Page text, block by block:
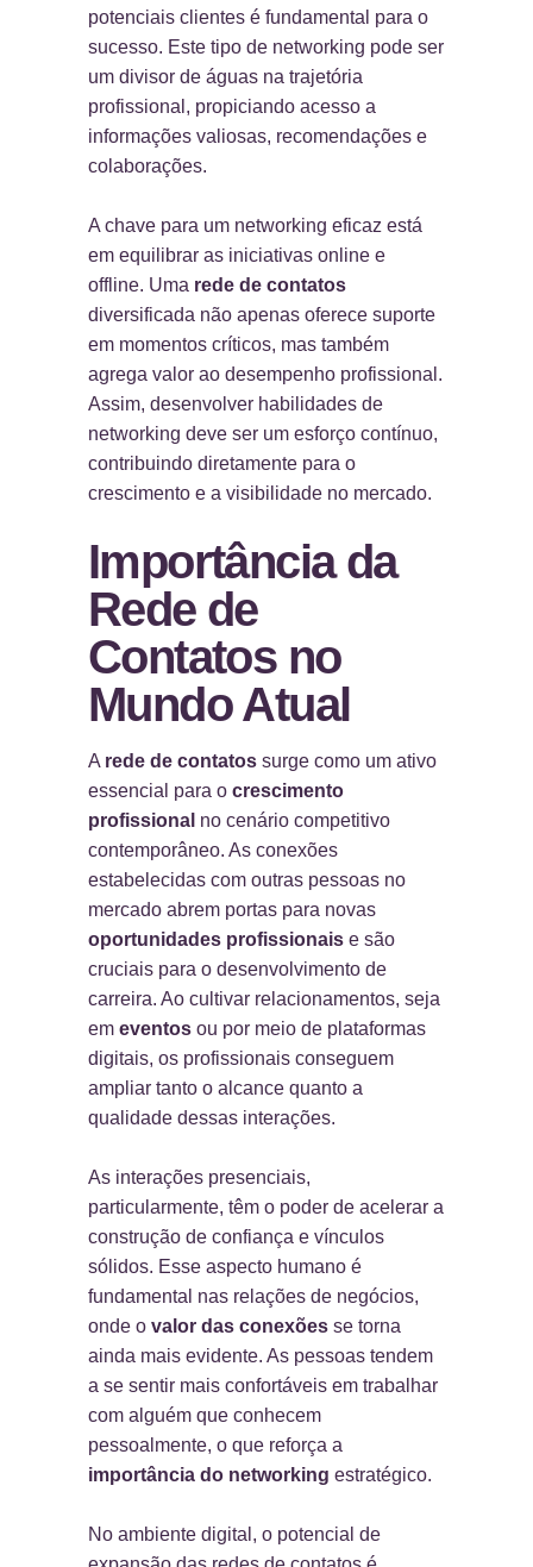
potenciais clientes é fundamental para o
sucesso. Este tipo de networking pode ser
um divisor de águas na trajetória
profissional, propiciando acesso a
informações valiosas, recomendações e
colaborações.
A chave para um networking eficaz está
em equilibrar as iniciativas online e
offline. Uma rede de contatos
diversificada não apenas oferece suporte
em momentos críticos, mas também
agrega valor ao desempenho profissional.
Assim, desenvolver habilidades de
networking deve ser um esforço contínuo,
contribuindo diretamente para o
crescimento e a visibilidade no mercado.
Importância da
Rede de
Contatos no
Mundo Atual
A rede de contatos surge como um ativo
essencial para o crescimento
profissional no cenário competitivo
contemporâneo. As conexões
estabelecidas com outras pessoas no
mercado abrem portas para novas
oportunidades profissionais e são
cruciais para o desenvolvimento de
carreira. Ao cultivar relacionamentos, seja
em eventos ou por meio de plataformas
digitais, os profissionais conseguem
ampliar tanto o alcance quanto a
qualidade dessas interações.
As interações presenciais,
particularmente, têm o poder de acelerar a
construção de confiança e vínculos
sólidos. Esse aspecto humano é
fundamental nas relações de negócios,
onde o valor das conexões se torna
ainda mais evidente. As pessoas tendem
a se sentir mais confortáveis em trabalhar
com alguém que conhecem
pessoalmente, o que reforça a
importância do networking estratégico.
No ambiente digital, o potencial de